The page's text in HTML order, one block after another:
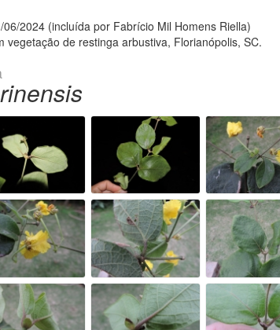
06/2024 (incluída por Fabrício Mil Homens Riella)
vegetação de restinga arbustiva, Florianópolis, SC.